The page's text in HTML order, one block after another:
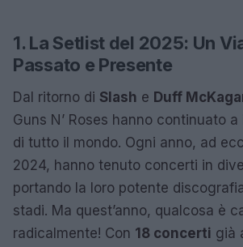
1. La Setlist del 2025: Un
Passato e Presente
Dal ritorno di Slash e Duff
Guns N’ Roses hanno continuato
di tutto il mondo. Ogni anno, ad
2024, hanno tenuto concerti in
portando la loro potente
stadi. Ma quest’anno, qualcosa è
radicalmente! Con 18 concerti già